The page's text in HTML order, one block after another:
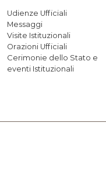
Udienze Ufficiali
Messaggi
Visite Istituzionali
Orazioni Ufficiali
Cerimonie dello Stato e
eventi Istituzionali